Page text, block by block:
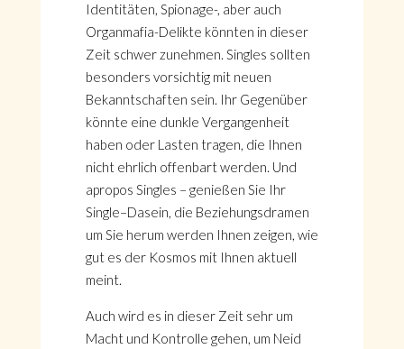
Identitäten, Spionage-, aber auch
Organmafia-Delikte könnten in dieser
Zeit schwer zunehmen. Singles sollten
besonders vorsichtig mit neuen
Bekanntschaften sein. Ihr Gegenüber
könnte eine dunkle Vergangenheit
haben oder Lasten tragen, die Ihnen
nicht ehrlich offenbart werden. Und
apropos Singles – genießen Sie Ihr
Single–Dasein, die Beziehungsdramen
um Sie herum werden Ihnen zeigen, wie
gut es der Kosmos mit Ihnen aktuell
meint.
Auch wird es in dieser Zeit sehr um
Macht und Kontrolle gehen, um Neid